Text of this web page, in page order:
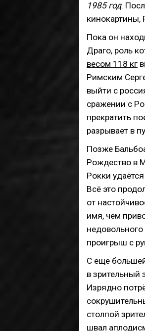
1985 год.
кинокартины,
Пока он
Драго, роль
весом 118 кг
Римским
выйти с
сражении с
прекратить
разрывает в
Позже
Рождество в
Рокки
Всё это
от
имя, чем
недовольного
проигрыш с
С еще
в зрительный
Изрядно
столпой
швал